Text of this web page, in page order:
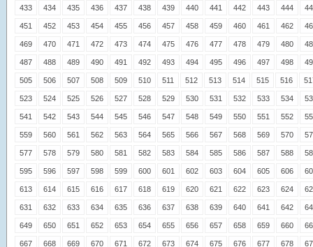
433 434 435 436 437 438 439 440 441 442 443 444
451 452 453 454 455 456 457 458 459 460 461 462
469 470 471 472 473 474 475 476 477 478 479 480
487 488 489 490 491 492 493 494 495 496 497 498
505 506 507 508 509 510 511 512 513 514 515 516
523 524 525 526 527 528 529 530 531 532 533 534
541 542 543 544 545 546 547 548 549 550 551 552
559 560 561 562 563 564 565 566 567 568 569 570
577 578 579 580 581 582 583 584 585 586 587 588
595 596 597 598 599 600 601 602 603 604 605 606
613 614 615 616 617 618 619 620 621 622 623 624
631 632 633 634 635 636 637 638 639 640 641 642
649 650 651 652 653 654 655 656 657 658 659 660
667 668 669 670 671 672 673 674 675 676 677 678